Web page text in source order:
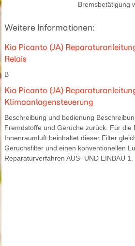
Bremsbetätigung
Weitere Informationen:
Kia Picanto (JA)
Relais
B
Kia Picanto (JA)
Klimaanlagensteuerung
Beschreibung und bedienung
Fremdstoffe und Gerüche zurück. Für die
Innenraumluft beinhaltet dieser Filter
Geruchsfilter und einen konventionellen
Reparaturverfahren AUS- UND EINBAU 1.